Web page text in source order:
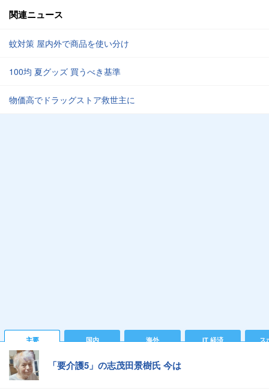
関連ニュース
蚊対策 屋内外で商品を使い分け
100均 夏グッズ 買うべき基準
物価高でドラッグストア救世主に
主要 国内 海外 IT 経済 ス
「要介護5」の志茂田景樹氏 今は